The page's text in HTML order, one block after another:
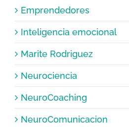
Emprendedores
Inteligencia emocional
Marite Rodriguez
Neurociencia
NeuroCoaching
NeuroComunicacion